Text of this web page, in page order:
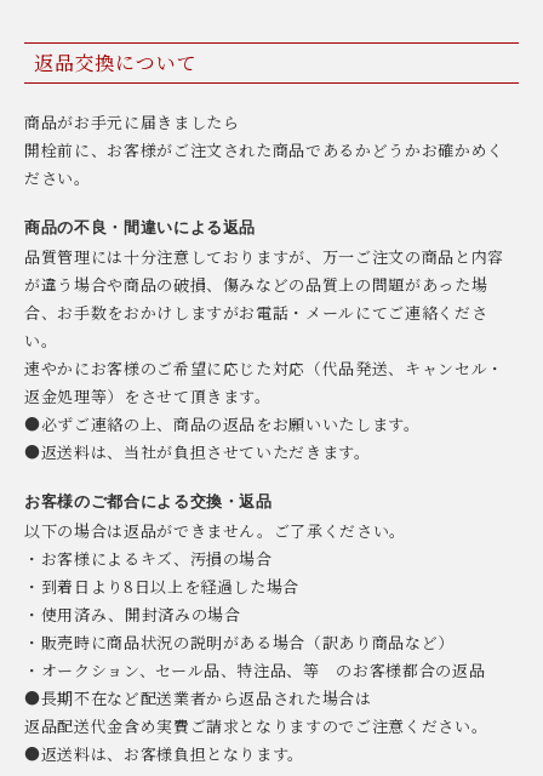
返品交換について
商品がお手元に届きましたら
開栓前に、お客様がご注文された商品であるかどうかお確かめく
ださい。
商品の不良・間違いによる返品
品質管理には十分注意しておりますが、万一ご注文の商品と内容
が違う場合や商品の破損、傷みなどの品質上の問題があった場
合、お手数をおかけしますがお電話・メールにてご連絡くださ
い。
速やかにお客様のご希望に応じた対応（代品発送、キャンセル・
返金処理等）をさせて頂きます。
●必ずご連絡の上、商品の返品をお願いいたします。
●返送料は、当社が負担させていただきます。
お客様のご都合による交換・返品
以下の場合は返品ができません。ご了承ください。
・お客様によるキズ、汚損の場合
・到着日より8日以上を経過した場合
・使用済み、開封済みの場合
・販売時に商品状況の説明がある場合（訳あり商品など）
・オークション、セール品、特注品、等 のお客様都合の返品
●長期不在など配送業者から返品された場合は
返品配送代金含め実費ご請求となりますのでご注意ください。
●返送料は、お客様負担となります。